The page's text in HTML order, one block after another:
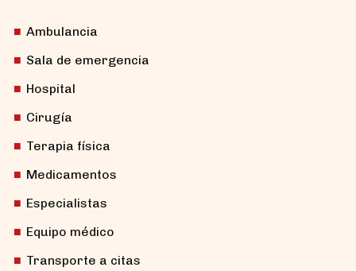
Ambulancia
Sala de emergencia
Hospital
Cirugía
Terapia física
Medicamentos
Especialistas
Equipo médico
Transporte a citas